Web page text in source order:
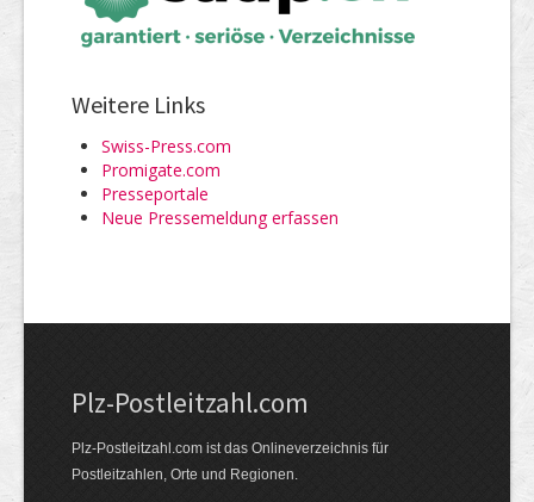
Weitere Links
Swiss-Press.com
Promigate.com
Presseportale
Neue Pressemeldung erfassen
Plz-Postleitzahl.com
Plz-Postleitzahl.com ist das Onlineverzeichnis für
Postleitzahlen, Orte und Regionen.